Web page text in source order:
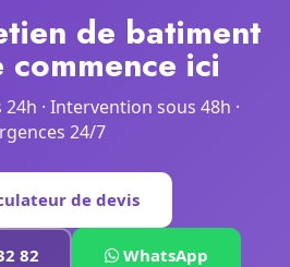
de batiment
commence ici
· Intervention sous 48h ·
24/7
de devis
82 WhatsApp